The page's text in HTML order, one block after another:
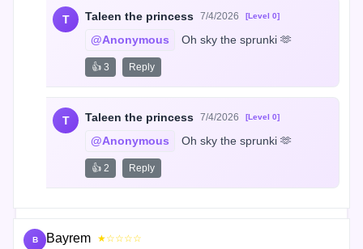
T Taleen the princess 7/4/2026 [Level 0]
@Anonymous Oh sky the sprunki 🫶
👍 3 Reply
T Taleen the princess 7/4/2026 [Level 0]
@Anonymous Oh sky the sprunki 🫶
👍 2 Reply
B Bayrem ★☆☆☆☆